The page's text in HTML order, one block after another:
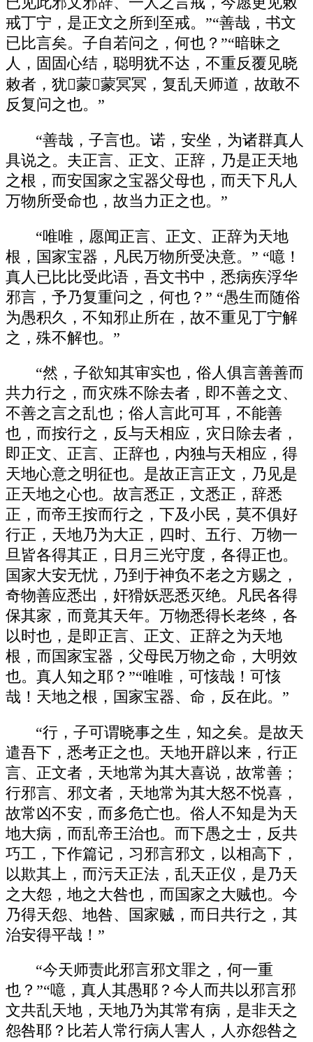
戒丁宁，是正文之所到至戒。”“善哉，书文
已比言矣。子自若问之，何也？”“暗昧之
人，固固心结，聪明犹不达，不重反覆见晓
敕者，犹蒙蒙冥冥，复乱天师道，故敢不
反复问之也。”
“善哉，子言也。诺，安坐，为诸群真人
具说之。夫正言、正文、正辞，乃是正天地
之根，而安国家之宝器父母也，而天下凡人
万物所受命也，故当力正之也。”
“唯唯，愿闻正言、正文、正辞为天地
根，国家宝器，凡民万物所受决意。” “噫！
真人已比比受此语，吾文书中，悉病疾浮华
邪言，予乃复重问之，何也？” “愚生而随俗
为愚积久，不知邪止所在，故不重见丁宁解
之，殊不解也。”
“然，子欲知其审实也，俗人俱言善善而
共力行之，而灾殊不除去者，即不善之文、
不善之言之乱也；俗人言此可耳，不能善
也，而按行之，反与天相应，灾日除去者，
即正文、正言、正辞也，内独与天相应，得
天地心意之明征也。是故正言正文，乃见是
正天地之心也。故言悉正，文悉正，辞悉
正，而帝王按而行之，下及小民，莫不俱好
行正，天地乃为大正，四时、五行、万物一
旦皆各得其正，日月三光守度，各得正也。
国家大安无忧，乃到于神负不老之方赐之，
奇物善应悉出，奸猾妖恶悉灭绝。凡民各得
保其家，而竟其天年。万物悉得长老终，各
以时也，是即正言、正文、正辞之为天地
根，而国家宝器，父母民万物之命，大明效
也。真人知之耶？”“唯唯，可㤥哉！可㤥
哉！天地之根，国家宝器、命，反在此。”
“行，子可谓晓事之生，知之矣。是故天
遣吾下，悉考正之也。天地开辟以来，行正
言、正文者，天地常为其大喜说，故常善；
行邪言、邪文者，天地常为其大怒不悦喜，
故常凶不安，而多危亡也。俗人不知是为天
地大病，而乱帝王治也。而下愚之士，反共
巧工，下作篇记，习邪言邪文，以相高下，
以欺其上，而污天正法，乱天正仪，是乃天
之大怨，地之大咎也，而国家之大贼也。今
乃得天怨、地咎、国家贼，而日共行之，其
治安得平哉！”
“今天师责此邪言邪文罪之，何一重
也？”“噫，真人其愚耶？今人而共以邪言邪
文共乱天地，天地乃为其常有病，是非天之
怨咎耶？比若人常行病人害人，人亦怨咎之